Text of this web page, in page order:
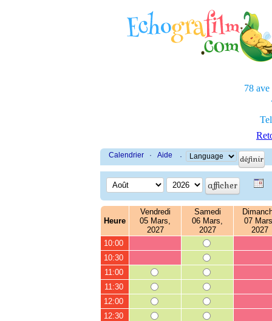
78 ave
Calendrier · Aide ·
Heure
Vendredi
05 Mars,
2027
Samedi
06 Mars,
2027
07
2027
10:00
10:30
11:00
11:30
12:00
12:30